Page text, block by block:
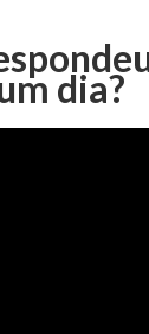
dia?